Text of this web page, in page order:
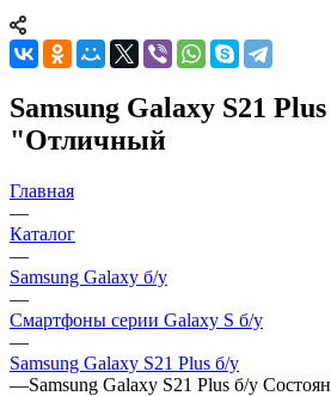
Samsung Galaxy S21
"Отличный
Главная
—
Каталог
—
Samsung Galaxy б/у
—
Смартфоны серии Galaxy S б/у
—
Samsung Galaxy S21 Plus б/у
—Samsung Galaxy S21 Plus б/у